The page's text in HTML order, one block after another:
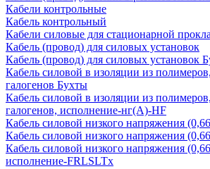
Кабели контрольные
Кабель контрольный
Кабели силовые для стационарной
Кабель (провод) для силовых установок
Кабель (провод) для силовых установок
Кабель силовой в изоляции из
галогенов Бухты
Кабель силовой в изоляции из
галогенов, исполнение-нг(А)-HF
Кабель силовой низкого напряжения
Кабель силовой низкого напряжения
Кабель силовой низкого напряжения
исполнение-FRLSLTx